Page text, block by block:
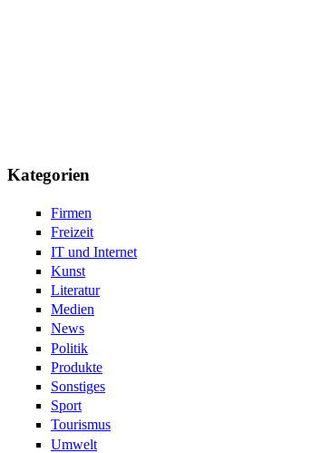
Kategorien
Firmen
Freizeit
IT und Internet
Kunst
Literatur
Medien
News
Politik
Produkte
Sonstiges
Sport
Tourismus
Umwelt